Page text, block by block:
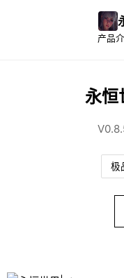
产品
永
极